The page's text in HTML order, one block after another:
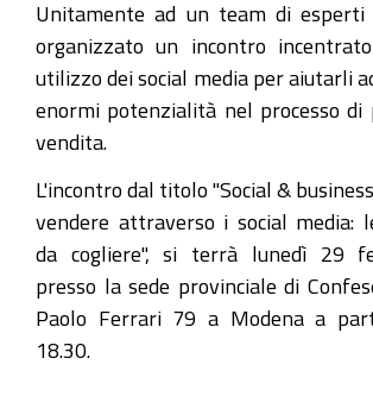
Unitamente ad un team di esperti
organizzato un incontro
utilizzo dei social media per aiutarli
enormi potenzialità nel processo di
vendita.
L'incontro dal titolo "Social &
vendere attraverso i social media:
da cogliere", si terrà lunedì 29
presso la sede provinciale di
Paolo Ferrari 79 a Modena a
18.30.